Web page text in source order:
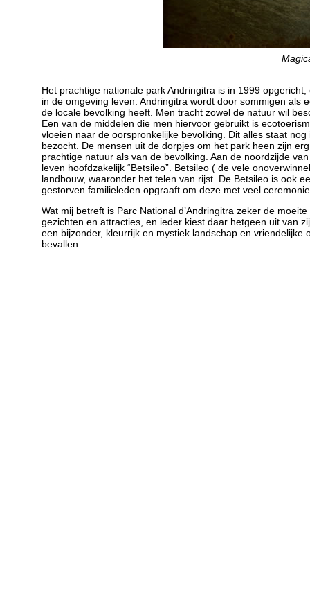
Het prachtige nationale park Andringitra is in 1999
in de omgeving leven. Andringitra wordt door sommigen
de locale bevolking heeft. Men tracht zowel de natuur wil
Een van de middelen die men hiervoor gebruikt is
vloeien naar de oorspronkelijke bevolking. Dit alles staat
bezocht. De mensen uit de dorpjes om het park heen zijn
prachtige natuur als van de bevolking. Aan de noordzijde
leven hoofdzakelijk “Betsileo”. Betsileo ( de vele
landbouw, waaronder het telen van rijst. De Betsileo is ook
gestorven familieleden opgraaft om deze met veel
Wat mij betreft is Parc National d’Andringitra zeker de
gezichten en attracties, en ieder kiest daar hetgeen uit van
een bijzonder, kleurrijk en mystiek landschap en vriendelijke
bevallen.